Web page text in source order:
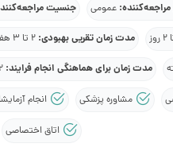
عمومی جنسیت
مدت زمان تقریی بهبودی:2 تا 3 هفته
مدت زمان برای هماهنگی انجام فرایند:2 تا 3 هفته
مشاوره پزشکی انجام
اتاق اختصاصی